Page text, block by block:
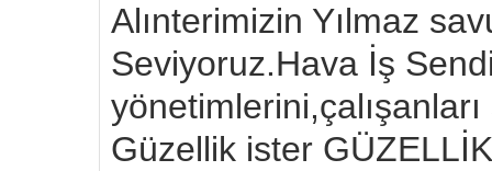
Alınterimizin Yılmaz
Seviyoruz.Hava İş
Güzellik ister